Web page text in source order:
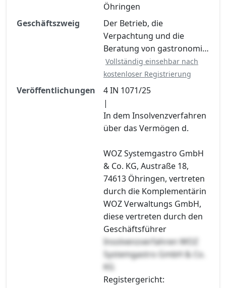
Jetzt kostenlos registrieren
Öhringen
Geschäftszweig
Der Betrieb, die
Verpachtung und die
Beratung von gastronomi…
Vollständig einsehbar nach
kostenloser Registrierung
Veröffentlichungen
4 IN 1071/25
|
In dem Insolvenzverfahren
über das Vermögen d.
WOZ Systemgastro GmbH
& Co. KG, Austraße 18,
74613 Öhringen, vertreten
durch die Komplementärin
WOZ Verwaltungs GmbH,
diese vertreten durch den
Geschäftsführer
Insolvenzverfahren WOZ
Systemgastro GmbH & Co.
KG
Registergericht: